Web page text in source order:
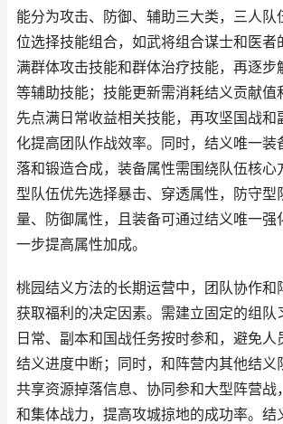
能分为攻击、防御、辅助三大类，三人队
位选择技能组合，如武将组合谋士和医者
满群体攻击技能和群体治疗技能，再逐步
等辅助技能；技能更新需消耗结义贡献值
先点满日常收益相关技能，再攻坚国战和
化提高团队作战效率。同时，结义唯一装
落和锻造合成，装备属性需围绕队伍核心
型队伍优先选择暴击、穿透属性，防守型
量、防御属性，且装备可通过结义唯一强
一步提高属性加成。
桃园结义方法的长期运营中，团队协作和
获取福利的决定因素。需建立固定的组队
日常、副本和国战任务按时参和，避免人
结义进度中断；同时，和阵营内其他结义
共享资源掉落信息、协同参和大型阵营
和集体战力，提高攻城掠地的成功率。结